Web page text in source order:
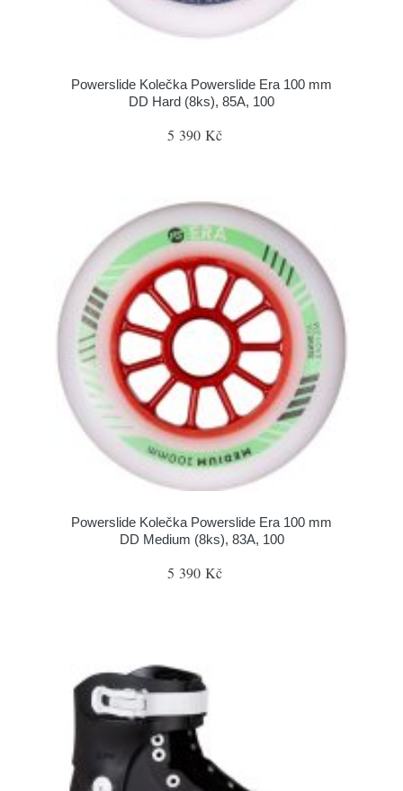
Powerslide Kolečka Powerslide Era 100 mm
DD Hard (8ks), 85A, 100
5 390 Kč
Powerslide Kolečka Powerslide Era 100 mm
DD Medium (8ks), 83A, 100
5 390 Kč